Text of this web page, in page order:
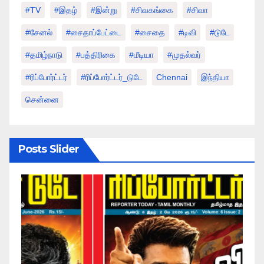
#TV #இதழ் #இன்று #சிவகங்கை #சிவா
#சேனல் #சைதாப்பேட்டை #சைதை #டிவி #டுடே
#தமிழ்நாடு #பத்திரிகை #மீடியா #முதல்வர்
#ரிப்போர்ட்டர் #ரிப்போர்ட்டர்_டுடே Chennai இந்தியா
சென்னை
Posts Slider